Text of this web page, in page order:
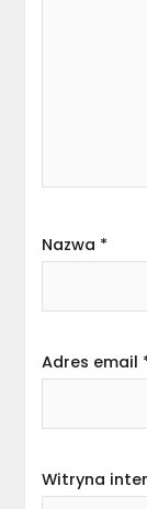
Nazwa *
Adres email
Witryna